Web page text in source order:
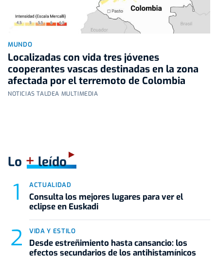
MUNDO
Localizadas con vida tres jóvenes
cooperantes vascas destinadas en la zona
afectada por el terremoto de Colombia
NOTICIAS TALDEA MULTIMEDIA
Lo +leído
ACTUALIDAD
Consulta los mejores lugares para ver el
eclipse en Euskadi
VIDA Y ESTILO
Desde estreñimiento hasta cansancio: los
efectos secundarios de los antihistamínicos